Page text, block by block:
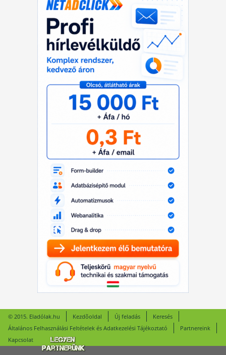
© 2015. Eladólak.hu Kezdõoldal Új feladás
Keresés
Általános Felhasználási Feltételek és Adatkezelési Tájékoztató
Partnereink
Kapcsolat